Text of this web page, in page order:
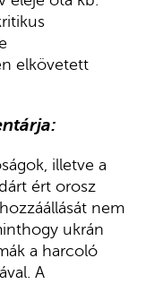
elkövetett
illetve a
ért orosz
nem
ukrán
a harcoló
A